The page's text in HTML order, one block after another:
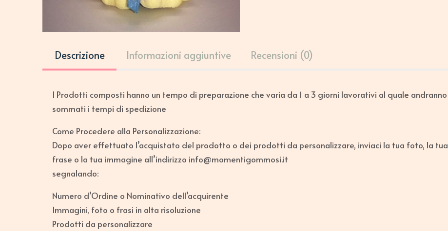
Descrizione Informazioni aggiuntive Recensioni (0)
I Prodotti composti hanno un tempo di preparazione che varia da 1 a 3 giorni lavorativi al quale andranno
sommati i tempi di spedizione
Come Procedere alla Personalizzazione:
Dopo aver effettuato l’acquistato del prodotto o dei prodotti da personalizzare, inviaci la tua foto, la tua
frase o la tua immagine all’indirizzo info@momentigommosi.it
segnalando:
Numero d’Ordine o Nominativo dell’acquirente
Immagini, foto o frasi in alta risoluzione
Prodotti da personalizzare